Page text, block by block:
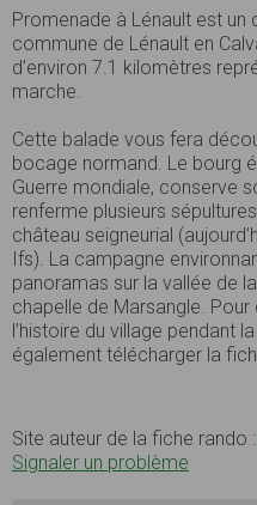
Promenade à Lénault est un
commune de Lénault en
d’environ 7.1 kilomètres
marche.
Cette balade vous fera
bocage normand. Le bourg
Guerre mondiale, conserve
renferme plusieurs
château seigneurial
Ifs). La campagne
panoramas sur la vallée de
chapelle de Marsangle.
l’histoire du village pendant
également télécharger la
Site auteur de la fiche rando :
Signaler un problème